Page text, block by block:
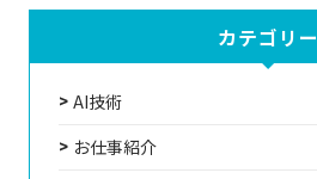
カテゴリー
AI技術
お仕事紹介